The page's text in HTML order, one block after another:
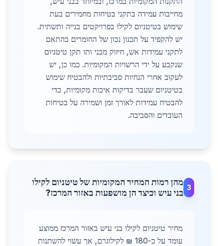
מחייבות עמידה בתקני בטיחות מחמירים בעת
שימוש בטיטניום לקילו בפרויקטים בנייה ותשתית.
יש להקפיד על תכנון נכון של החומרים בהתאם
לתקני עמידות אש, חיזוק מבני ותו תקן טיטניום
שנקבע על ידי הרשויות המקומיות. כמו כן, יש
לעקוב אחרי הנחיות סביבתיות ולהבטיח שימוש
בטיטניום שעבר בדיקות איכות מקומיות, כדי
להבטיח עמידות לאורך זמן ושמירה על בטיחות
העובדים והסביבה.
3
מהן רמות המחיר המקומיות של טיטניום לקילו
בני עיש וכיצד הן מושפעות באזור המרכז?
מחיר טיטניום לקילו בני עיש באזור המרכז ממוצע
עומד על כ-180 ₪ לקילוגרם, אך עשוי להשתנות